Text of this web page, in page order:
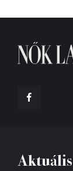
Aktuális